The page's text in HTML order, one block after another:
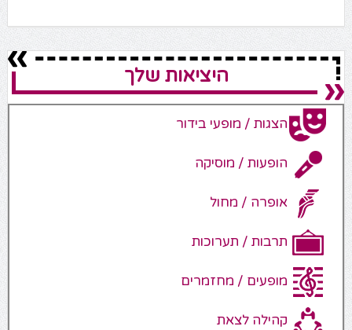
היציאות שלך
הצגות / מופעי בידור
הופעות / מוסיקה
אופרה / מחול
תרבות / תערוכות
מופעים / מחזמרים
קהילה לצאת